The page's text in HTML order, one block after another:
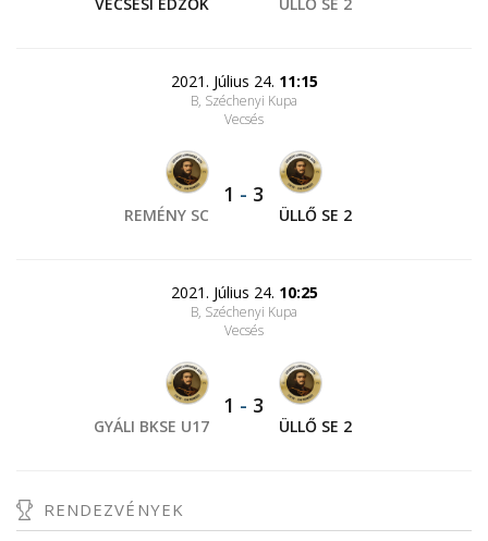
2021. Július 24. 11:15
B, Széchenyi Kupa
Vecsés
REMÉNY SC
1 - 3
ÜLLŐ SE 2
2021. Július 24. 10:25
B, Széchenyi Kupa
Vecsés
GYÁLI BKSE U17
1 - 3
ÜLLŐ SE 2
RENDEZVÉNYEK